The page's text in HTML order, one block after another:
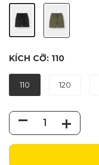
KÍCH CỠ: 110
110 120